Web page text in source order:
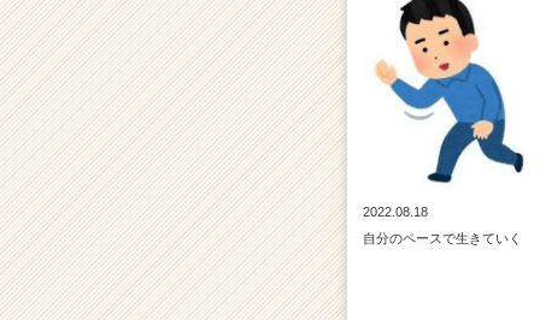
2022.08.18
自分のペースで生きていく